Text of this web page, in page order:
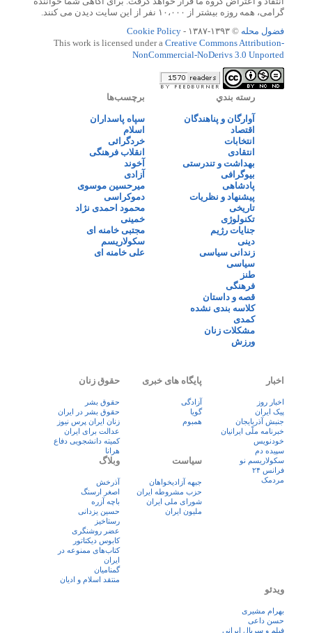
گرامی، همه روزه بیشتر از ۱۰،۰۰۰ نفر از این سایت دیدن می کنند.
فضول محله © ۱۳۹۳-۱۳۸۷ -
Cookie Policy
This work is licensed under a Creative Commons Attribution-
NonCommercial-NoDerivs 3.0 Unported
رسته بندي
آوارگان و پناهندگان
اقتصاد
انتخابات
انتقادی
بهداشت و تندرستی
بیوگرافی
پادشاهی
پیشنهاد و نظریات
تاریخی
تکنولوژی
جنایات رژیم
دینی
زندانی سیاسی
سیاسی
طنز
فرهنگی
قصه و داستان
کلاسه بندی نشده
کمدی
مشکلات زنان
ورزش
برچسب‌ها
سپاه پاسداران
اسلام
خردگرائی
انقلاب فرهنگی
آخوند
آزادی
میرحسین موسوی
دموکراسی
محمود احمدی نژاد
خمینی
مجتبی خامنه ای
سکولاریسم
علی خامنه ای
اخبار
اخبار روز
پيک ايران
جنبش آذربایجان
خبرنامه ملّی ایرانیان
خودنویس
سپیده دم
سکولاریسم نو
فرانس ۲۴
مردمک
پایگاه های خبری
آزادگی
گویا
همبوم
حقوق زنان
حقوق بشر
حقوق بشر در ایران
زنان ايران پرس نيوز
عدالت برای ایران
کمیته دانشجویی دفاع
هرانا
سیاست
جبهه آزادیخواهان
حزب مشروطه ایران
شورای ملی ایران
ملیون ایران
وبلاگ
آذرخش
اصغر ارسنگ
باچه آزره
حسین یزدانی
رستاخیز
عضر روشنگری
کابوس دیکتاتور
کتاب‌های ممنوعه در
ایران
گمنامیان
منتقد اسلام و ادیان
ویدئو
بهرام مشیری
حسن داعی
فيلم و سريال ايرانی